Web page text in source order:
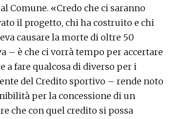
Comune. «Credo che ci saranno
il progetto, chi ha costruito e chi
causare la morte di oltre 50
– è che ci vorrà tempo per accertare
a fare qualcosa di diverso per i
del Credito sportivo – rende noto
per la concessione di un
che con quel credito si possa